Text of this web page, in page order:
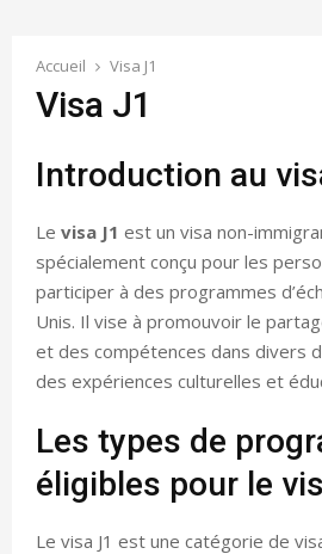
Accueil Visa J1
Visa J1
Introduction au
Le visa J1 est un visa non-
spécialement conçu pour les
participer à des programmes
Unis. Il vise à promouvoir le
et des compétences dans divers
des expériences culturelles et
Les types de
éligibles pour le
Le visa J1 est une catégorie de